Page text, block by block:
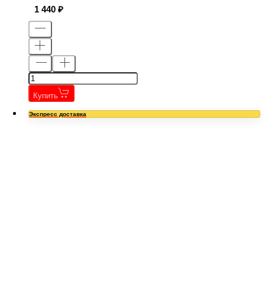
1 440
Купить
Экспресс доставка